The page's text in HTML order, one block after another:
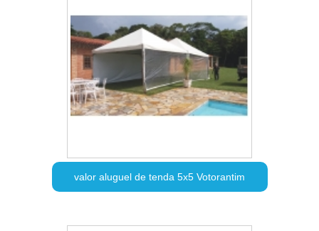
valor aluguel de tenda 5x5 Votorantim